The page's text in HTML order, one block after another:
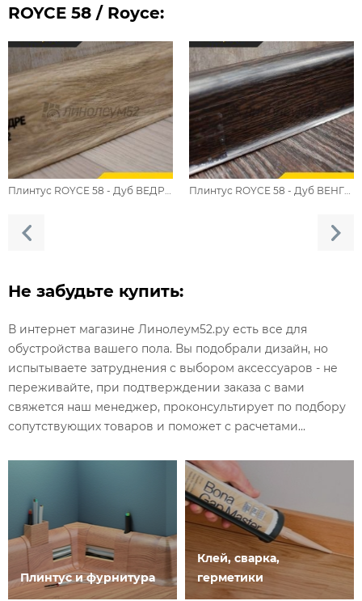
ROYCE 58 / Royce:
Плинтус ROYCE 58 - Дуб ВЕДРЕ 832 / ПВХ Плинтус ROYCE 58 - Дуб ВЕНГЕ 857 / ПВХ
Не забудьте купить:
В интернет магазине Линолеум52.ру есть все для
обустройства вашего пола. Вы подобрали дизайн, но
испытываете затруднения с выбором аксессуаров - не
переживайте, при подтверждении заказа с вами
свяжется наш менеджер, проконсультирует по подбору
сопутствующих товаров и поможет с расчетами...
Плинтус и фурнитура
Клей, сварка,
герметики